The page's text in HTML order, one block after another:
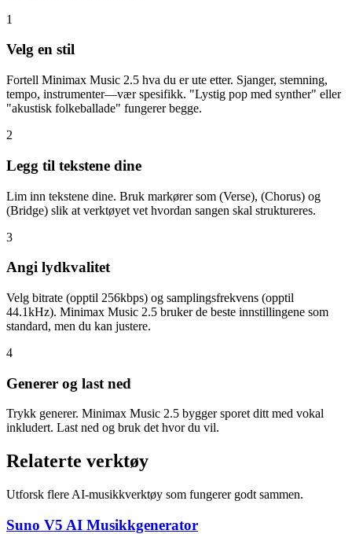
1
Velg en stil
Fortell Minimax Music 2.5 hva du er ute etter. Sjanger, stemning,
tempo, instrumenter—vær spesifikk. "Lystig pop med synther" eller
"akustisk folkeballade" fungerer begge.
2
Legg til tekstene dine
Lim inn tekstene dine. Bruk markører som (Verse), (Chorus) og
(Bridge) slik at verktøyet vet hvordan sangen skal struktureres.
3
Angi lydkvalitet
Velg bitrate (opptil 256kbps) og samplingsfrekvens (opptil
44.1kHz). Minimax Music 2.5 bruker de beste innstillingene som
standard, men du kan justere.
4
Generer og last ned
Trykk generer. Minimax Music 2.5 bygger sporet ditt med vokal
inkludert. Last ned og bruk det hvor du vil.
Relaterte verktøy
Utforsk flere AI-musikkverktøy som fungerer godt sammen.
Suno V5 AI Musikkgenerator